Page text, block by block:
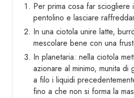
Per prima cosa far sciogliere
pentolino e lasciare
In una ciotola unire latte,
mescolare bene con una
In planetaria: nella ciotola
azionare al minimo, munita
a filo i liquidi
fino a che non si forma la